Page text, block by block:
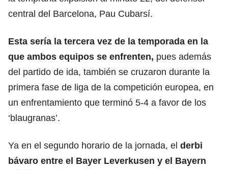
central del Barcelona, Pau Cubarsí.
Esta sería la tercera vez de la temporada en la
que ambos equipos se enfrenten, pues además
del partido de ida, también se cruzaron durante la
primera fase de liga de la competición europea, en
un enfrentamiento que terminó 5-4 a favor de los
‘blaugranas’.
Ya en el segundo horario de la jornada, el derbi
bávaro entre el Bayer Leverkusen y el Bayern